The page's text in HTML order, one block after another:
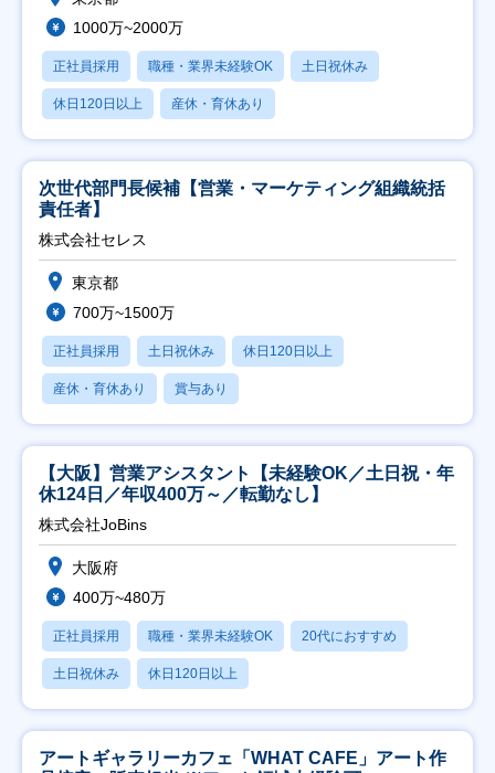
1000万~2000万
正社員採用 職種・業界未経験OK 土日祝休み
休日120日以上 産休・育休あり
次世代部門長候補【営業・マーケティング組織統括
責任者】
株式会社セレス
東京都
700万~1500万
正社員採用 土日祝休み 休日120日以上
産休・育休あり 賞与あり
【大阪】営業アシスタント【未経験OK／土日祝・年
休124日／年収400万～／転勤なし】
株式会社JoBins
大阪府
400万~480万
正社員採用 職種・業界未経験OK 20代におすすめ
土日祝休み 休日120日以上
アートギャラリーカフェ「WHAT CAFE」アート作